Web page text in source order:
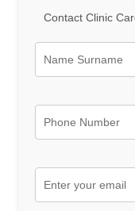
Contact Clinic